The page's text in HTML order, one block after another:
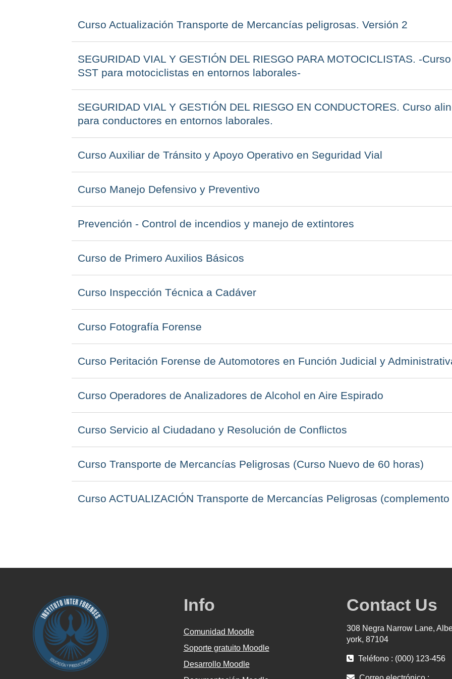
Curso Actualización Transporte de Mercancías peligrosas. Versión 2
SEGURIDAD VIAL Y GESTIÓN DEL RIESGO PARA MOTOCICLISTAS. -
SST para motociclistas en entornos laborales-
SEGURIDAD VIAL Y GESTIÓN DEL RIESGO EN CONDUCTORES. Curso
para conductores en entornos laborales.
Curso Auxiliar de Tránsito y Apoyo Operativo en Seguridad Vial
Curso Manejo Defensivo y Preventivo
Prevención - Control de incendios y manejo de extintores
Curso de Primero Auxilios Básicos
Curso Inspección Técnica a Cadáver
Curso Fotografía Forense
Curso Peritación Forense de Automotores en Función Judicial y
Curso Operadores de Analizadores de Alcohol en Aire Espirado
Curso Servicio al Ciudadano y Resolución de Conflictos
Curso Transporte de Mercancías Peligrosas (Curso Nuevo de 60 horas)
Curso ACTUALIZACIÓN Transporte de Mercancías Peligrosas
Info
Comunidad Moodle
Soporte gratuito Moodle
Desarrollo Moodle
Contact Us
308 Negra Narrow Lane,
york, 87104
Teléfono : (000) 123-456